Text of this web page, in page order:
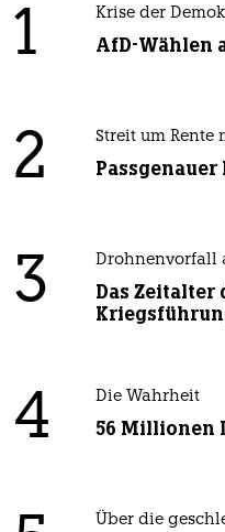
1 Krise der
AfD-Wählen
2 Streit um Rente
3 Drohnenvorfall
Das
4 Die Wahrheit
56 Millionen
Über die